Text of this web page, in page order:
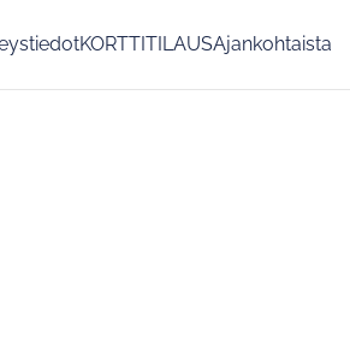
KORTTITILAUSAjankohtaista